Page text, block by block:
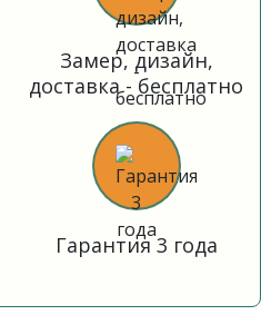
Замер, дизайн,
доставка - бесплатно
Гарантия 3 года